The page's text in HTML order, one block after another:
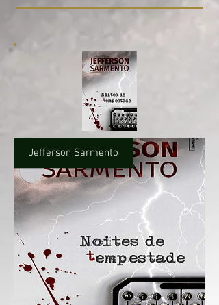
Jefferson Sarmento